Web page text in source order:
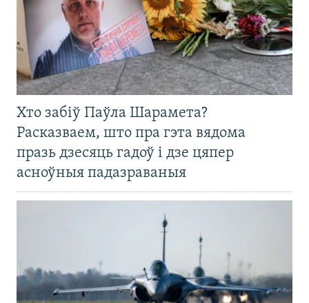
Хто забіў Паўла Шарамета?
Расказваем, што пра гэта вядома
празь дзесяць гадоў і дзе цяпер
асноўныя падазраваныя